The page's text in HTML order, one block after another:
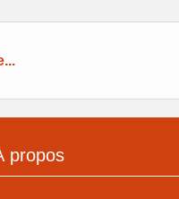
propos